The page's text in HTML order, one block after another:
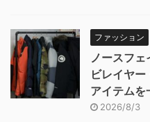
ファッション
ノースフ
ビレイヤ
アイテムを
2026/8/3